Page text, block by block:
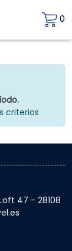
0
criterios
47 - 28108